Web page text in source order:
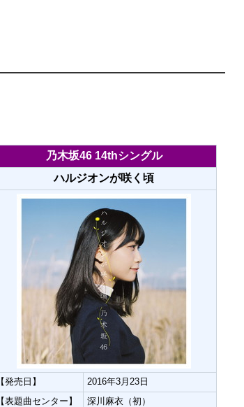
乃木坂46 14thシングル
ハルジオンが咲く頃
【発売日】
2016年3月23日
【表題曲センター】
深川麻衣（初）